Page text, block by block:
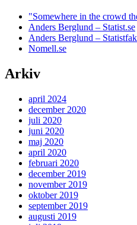
"Somewhere in the crowd
Anders Berglund – Statist.se
Anders Berglund –
Nomell.se
Arkiv
april 2024
december 2020
juli 2020
juni 2020
maj 2020
april 2020
februari 2020
december 2019
november 2019
oktober 2019
september 2019
augusti 2019